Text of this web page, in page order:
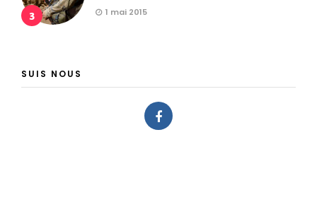
3 1 mai 2015
SUIS NOUS